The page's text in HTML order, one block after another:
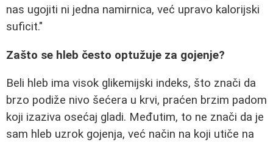
nas ugojiti ni jedna namirnica, već upravo kalorijski
suficit."
Zašto se hleb često optužuje za gojenje?
Beli hleb ima visok glikemijski indeks, što znači da
brzo podiže nivo šećera u krvi, praćen brzim padom
koji izaziva osećaj gladi. Međutim, to ne znači da je
sam hleb uzrok gojenja, već način na koji utiče na